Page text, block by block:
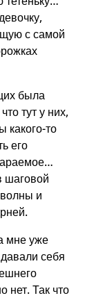
с самой
была
тут у них,
какого-то
его
шаговой
и
мне уже
себя
нет. Так что